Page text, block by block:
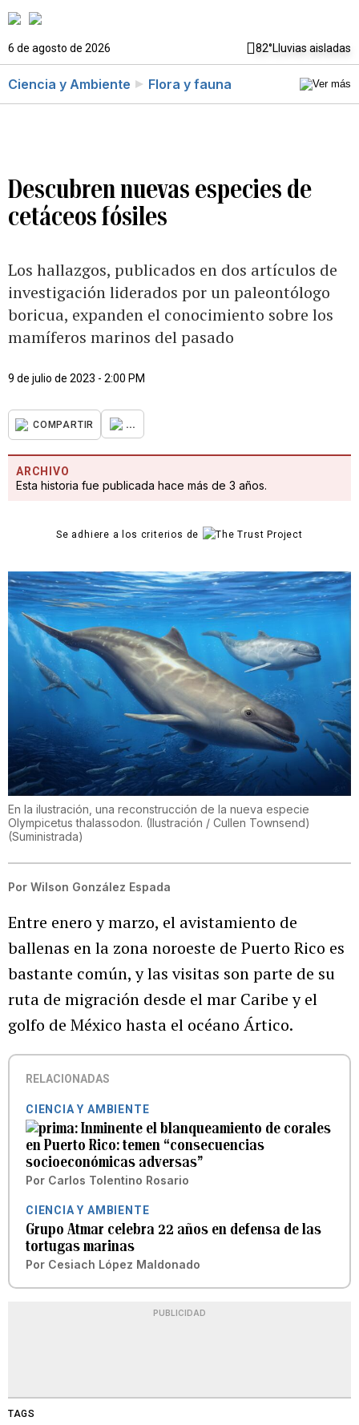
6 de agosto de 2026 82°Lluvias aisladas
Ciencia y Ambiente Flora y fauna
Descubren nuevas especies de
cetáceos fósiles
Los hallazgos, publicados en dos artículos de
investigación liderados por un paleontólogo
boricua, expanden el conocimiento sobre los
mamíferos marinos del pasado
9 de julio de 2023 - 2:00 PM
COMPARTIR ...
ARCHIVO
Esta historia fue publicada hace más de 3 años.
Se adhiere a los criterios de
En la ilustración, una reconstrucción de la nueva especie
Olympicetus thalassodon. (Ilustración / Cullen Townsend)
(Suministrada)
Por Wilson González Espada
Entre enero y marzo, el avistamiento de
ballenas en la zona noroeste de Puerto Rico es
bastante común, y las visitas son parte de su
ruta de migración desde el mar Caribe y el
golfo de México hasta el océano Ártico.
RELACIONADAS
CIENCIA Y AMBIENTE
Inminente el blanqueamiento de corales
en Puerto Rico: temen “consecuencias
socioeconómicas adversas”
Por Carlos Tolentino Rosario
CIENCIA Y AMBIENTE
Grupo Atmar celebra 22 años en defensa de las
tortugas marinas
Por Cesiach López Maldonado
PUBLICIDAD
TAGS